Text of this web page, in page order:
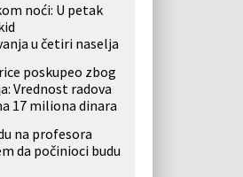
noći: U petak
u četiri naselja
poskupeo zbog
Vrednost radova
17 miliona dinara
na profesora
da počinioci budu